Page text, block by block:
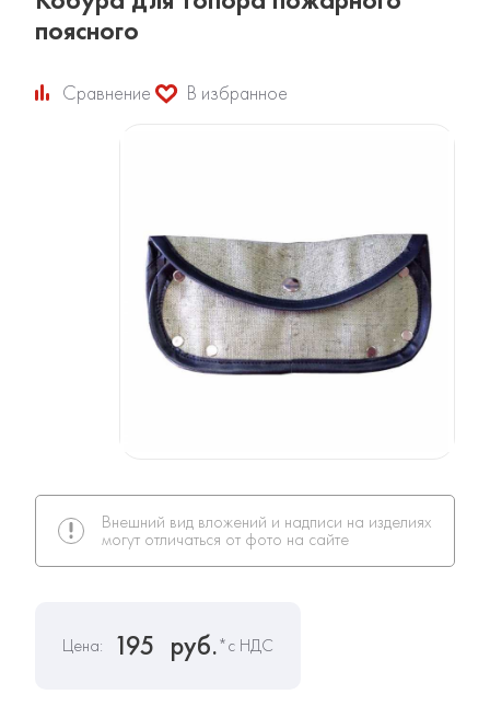
поясного
Сравнение В избранное
Внешний вид вложений и надписи на изделиях
могут отличаться от фото на сайте
Цена: 195 руб.*с НДС